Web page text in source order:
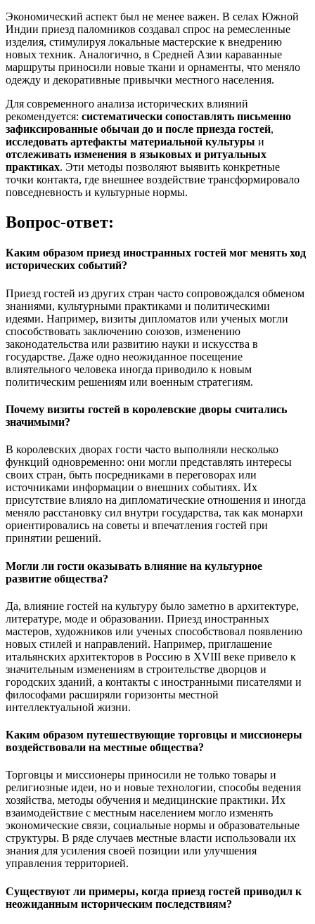
Экономический аспект был не менее важен. В селах Южной
Индии приезд паломников создавал спрос на ремесленные
изделия, стимулируя локальные мастерские к внедрению
новых техник. Аналогично, в Средней Азии караванные
маршруты приносили новые ткани и орнаменты, что меняло
одежду и декоративные привычки местного населения.
Для современного анализа исторических влияний
рекомендуется: систематически сопоставлять письменно
зафиксированные обычаи до и после приезда гостей,
исследовать артефакты материальной культуры и
отслеживать изменения в языковых и ритуальных
практиках. Эти методы позволяют выявить конкретные
точки контакта, где внешнее воздействие трансформировало
повседневность и культурные нормы.
Вопрос-ответ:
Каким образом приезд иностранных гостей мог менять ход
исторических событий?
Приезд гостей из других стран часто сопровождался обменом
знаниями, культурными практиками и политическими
идеями. Например, визиты дипломатов или ученых могли
способствовать заключению союзов, изменению
законодательства или развитию науки и искусства в
государстве. Даже одно неожиданное посещение
влиятельного человека иногда приводило к новым
политическим решениям или военным стратегиям.
Почему визиты гостей в королевские дворы считались
значимыми?
В королевских дворах гости часто выполняли несколько
функций одновременно: они могли представлять интересы
своих стран, быть посредниками в переговорах или
источниками информации о внешних событиях. Их
присутствие влияло на дипломатические отношения и иногда
меняло расстановку сил внутри государства, так как монархи
ориентировались на советы и впечатления гостей при
принятии решений.
Могли ли гости оказывать влияние на культурное
развитие общества?
Да, влияние гостей на культуру было заметно в архитектуре,
литературе, моде и образовании. Приезд иностранных
мастеров, художников или ученых способствовал появлению
новых стилей и направлений. Например, приглашение
итальянских архитекторов в Россию в XVIII веке привело к
значительным изменениям в строительстве дворцов и
городских зданий, а контакты с иностранными писателями и
философами расширяли горизонты местной
интеллектуальной жизни.
Каким образом путешествующие торговцы и миссионеры
воздействовали на местные общества?
Торговцы и миссионеры приносили не только товары и
религиозные идеи, но и новые технологии, способы ведения
хозяйства, методы обучения и медицинские практики. Их
взаимодействие с местным населением могло изменять
экономические связи, социальные нормы и образовательные
структуры. В ряде случаев местные власти использовали их
знания для усиления своей позиции или улучшения
управления территорией.
Существуют ли примеры, когда приезд гостей приводил к
неожиданным историческим последствиям?